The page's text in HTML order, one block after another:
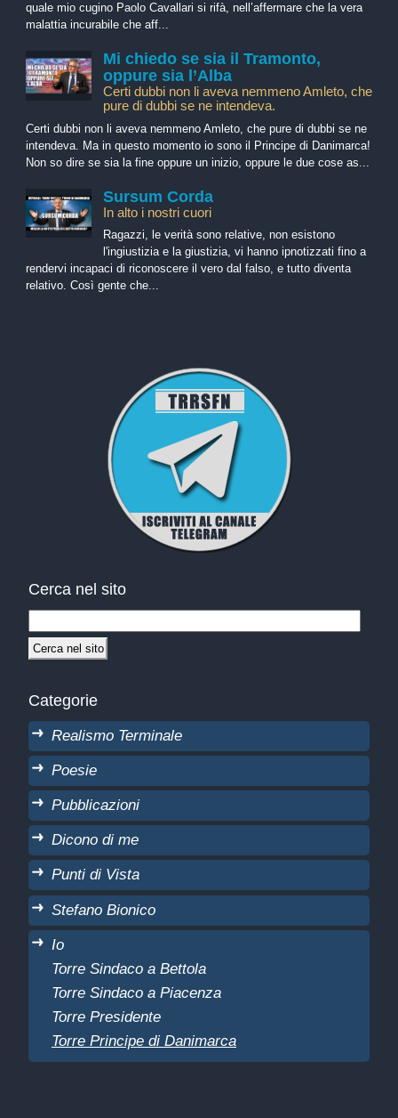
quale mio cugino Paolo Cavallari si rifà, nell’affermare che la vera
malattia incurabile che aff...
Mi chiedo se sia il Tramonto,
oppure sia l’Alba
Certi dubbi non li aveva nemmeno Amleto, che
pure di dubbi se ne intendeva.
Certi dubbi non li aveva nemmeno Amleto, che pure di dubbi se ne
intendeva. Ma in questo momento io sono il Principe di Danimarca!
Non so dire se sia la fine oppure un inizio, oppure le due cose as...
Sursum Corda
In alto i nostri cuori
Ragazzi, le verità sono relative, non esistono
l'ingiustizia e la giustizia, vi hanno ipnotizzati fino a
rendervi incapaci di riconoscere il vero dal falso, e tutto diventa
relativo. Così gente che...
Cerca nel sito
Categorie
Realismo Terminale
Poesie
Pubblicazioni
Dicono di me
Punti di Vista
Stefano Bionico
Io
Torre Sindaco a Bettola
Torre Sindaco a Piacenza
Torre Presidente
Torre Principe di Danimarca